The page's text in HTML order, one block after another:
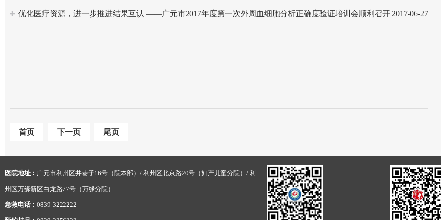
2017-06-27
优化医疗资源，进一步推进结果互认 ——广元市2017年度第一次外周血细胞分析正确度验证培训会顺利召开
首页 下一页 尾页
医院地址： 广元市利州区井巷子16号（院本部）/ 利州区北京路20号（妇产儿童分院）/ 利
州区万缘新区白龙路77号（万缘分院）
急救电话： 0839-3222222